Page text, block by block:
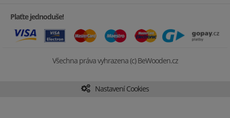
Plaťte jednoduše!
Všechna práva vyhrazena (c) BeWooden.cz
Nastavení Cookies